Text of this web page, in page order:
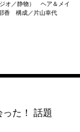
オ／静物） ヘア＆メイ
香 構成／片山幸代
た！ 話題